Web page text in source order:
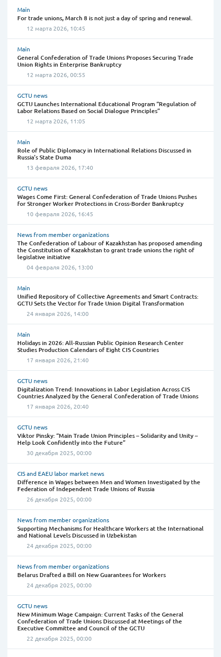
Main
For trade unions, March 8 is not just a day of spring and renewal.
12 марта 2026, 10:45
Main
General Confederation of Trade Unions Proposes Securing Trade
Union Rights in Enterprise Bankruptcy
12 марта 2026, 00:55
GCTU news
GCTU Launches International Educational Program “Regulation of
Labor Relations Based on Social Dialogue Principles”
12 марта 2026, 11:05
Main
Role of Public Diplomacy in International Relations Discussed in
Russia’s State Duma
13 февраля 2026, 17:40
GCTU news
Wages Come First: General Confederation of Trade Unions Pushes
for Stronger Worker Protections in Cross-Border Bankruptcy
10 февраля 2026, 16:45
News from member organizations
The Confederation of Labour of Kazakhstan has proposed amending
the Constitution of Kazakhstan to grant trade unions the right of
legislative initiative
04 февраля 2026, 13:00
Main
Unified Repository of Collective Agreements and Smart Contracts:
GCTU Sets the Vector for Trade Union Digital Transformation
24 января 2026, 14:00
Main
Holidays in 2026: All-Russian Public Opinion Research Center
Studies Production Calendars of Eight CIS Countries
17 января 2026, 21:40
GCTU news
Digitalization Trend: Innovations in Labor Legislation Across CIS
Countries Analyzed by the General Confederation of Trade Unions
17 января 2026, 20:40
GCTU news
Viktor Pinsky: “Main Trade Union Principles – Solidarity and Unity –
Help Look Confidently into the Future”
30 декабря 2025, 00:00
CIS and EAEU labor market news
Difference in Wages between Men and Women Investigated by the
Federation of Independent Trade Unions of Russia
26 декабря 2025, 00:00
News from member organizations
Supporting Mechanisms for Healthcare Workers at the International
and National Levels Discussed in Uzbekistan
24 декабря 2025, 00:00
News from member organizations
Belarus Drafted a Bill on New Guarantees for Workers
24 декабря 2025, 00:00
GCTU news
New Minimum Wage Campaign: Current Tasks of the General
Confederation of Trade Unions Discussed at Meetings of the
Executive Committee and Council of the GCTU
22 декабря 2025, 00:00